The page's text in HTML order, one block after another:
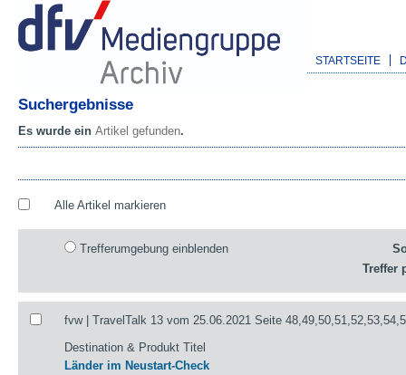
STARTSEITE
Suchergebnisse
Es wurde ein Artikel gefunden.
Alle Artikel markieren
Trefferumgebung einblenden
Treffer
fvw | TravelTalk 13 vom 25.06.2021 Seite
Destination & Produkt Titel
Länder im Neustart-Check